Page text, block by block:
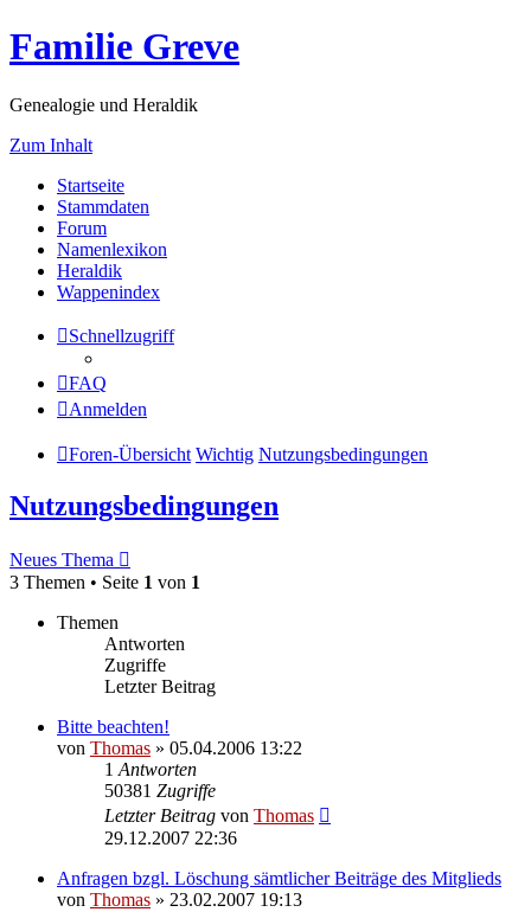
Familie Greve
Genealogie und Heraldik
Zum Inhalt
Startseite
Stammdaten
Forum
Namenlexikon
Heraldik
Wappenindex
Schnellzugriff
FAQ
Anmelden
Foren-Übersicht Wichtig Nutzungsbedingungen
Nutzungsbedingungen
Neues Thema
3 Themen • Seite 1 von 1
Themen
Antworten
Zugriffe
Letzter Beitrag
Bitte beachten!
von Thomas » 05.04.2006 13:22
1 Antworten
50381 Zugriffe
Letzter Beitrag von Thomas
29.12.2007 22:36
Anfragen bzgl. Löschung sämtlicher Beiträge des Mitglieds
von Thomas » 23.02.2007 19:13